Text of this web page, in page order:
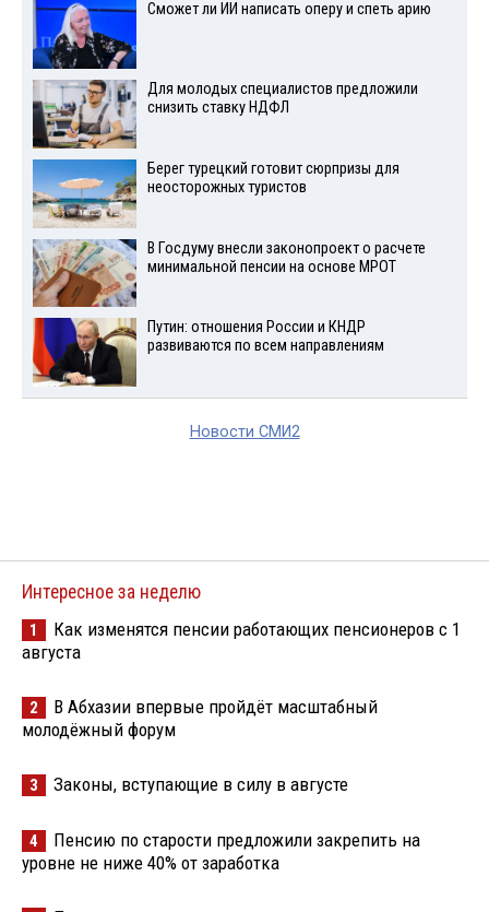
Сможет ли ИИ написать оперу и спеть арию
Для молодых специалистов предложили
снизить ставку НДФЛ
Берег турецкий готовит сюрпризы для
неосторожных туристов
В Госдуму внесли законопроект о расчете
минимальной пенсии на основе МРОТ
Путин: отношения России и КНДР
развиваются по всем направлениям
Новости СМИ2
Интересное за неделю
1
Как изменятся пенсии работающих пенсионеров с 1
августа
2
В Абхазии впервые пройдёт масштабный
молодёжный форум
3 Законы, вступающие в силу в августе
4
Пенсию по старости предложили закрепить на
уровне не ниже 40% от заработка